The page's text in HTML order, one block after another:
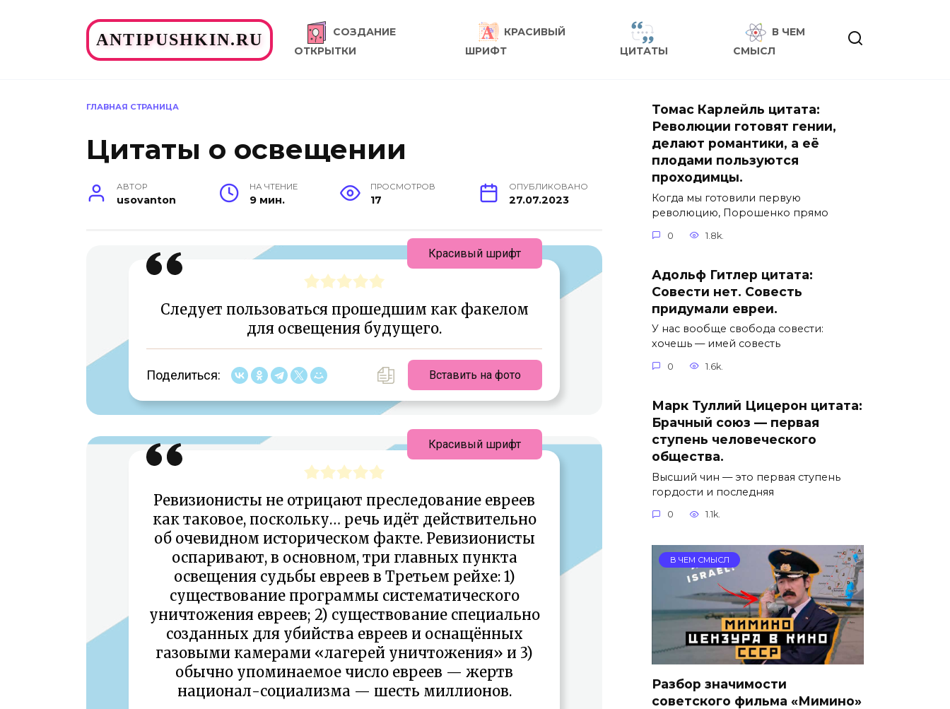
ANTIPUSHKIN.RU
СОЗДАНИЕ
ОТКРЫТКИ
КРАСИВЫЙ
ШРИФТ
ЦИТАТЫ
В ЧЕМ
СМЫСЛ
ГЛАВНАЯ СТРАНИЦА
Цитаты о освещении
АВТОР
usovanton
НА ЧТЕНИЕ
9 мин.
ПРОСМОТРОВ
17
ОПУБЛИКОВАНО
27.07.2023
Следует пользоваться прошедшим как факелом
для освещения будущего.
Поделиться: Вставить на фото
Красивый шрифт
Ревизионисты не отрицают преследование евреев
как таковое, поскольку… речь идёт действительно
об очевидном историческом факте. Ревизионисты
оспаривают, в основном, три главных пункта
освещения судьбы евреев в Третьем рейхе: 1)
существование программы систематического
уничтожения евреев; 2) существование специально
созданных для убийства евреев и оснащённых
газовыми камерами «лагерей уничтожения» и 3)
обычно упоминаемое число евреев — жертв
национал-социализма — шесть миллионов.
Красивый шрифт
Томас Карлейль цитата:
Революции готовят гении,
делают романтики, а её
плодами пользуются
проходимцы.
Когда мы готовили первую
революцию, Порошенко прямо
0 1.8k.
Адольф Гитлер цитата:
Совести нет. Совесть
придумали евреи.
У нас вообще свобода совести:
хочешь — имей совесть
0 1.6k.
Марк Туллий Цицерон цитата:
Брачный союз — первая
ступень человеческого
общества.
Высший чин — это первая ступень
гордости и последняя
0 1.1k.
В ЧЕМ СМЫСЛ
Разбор значимости
советского фильма «Мимино»